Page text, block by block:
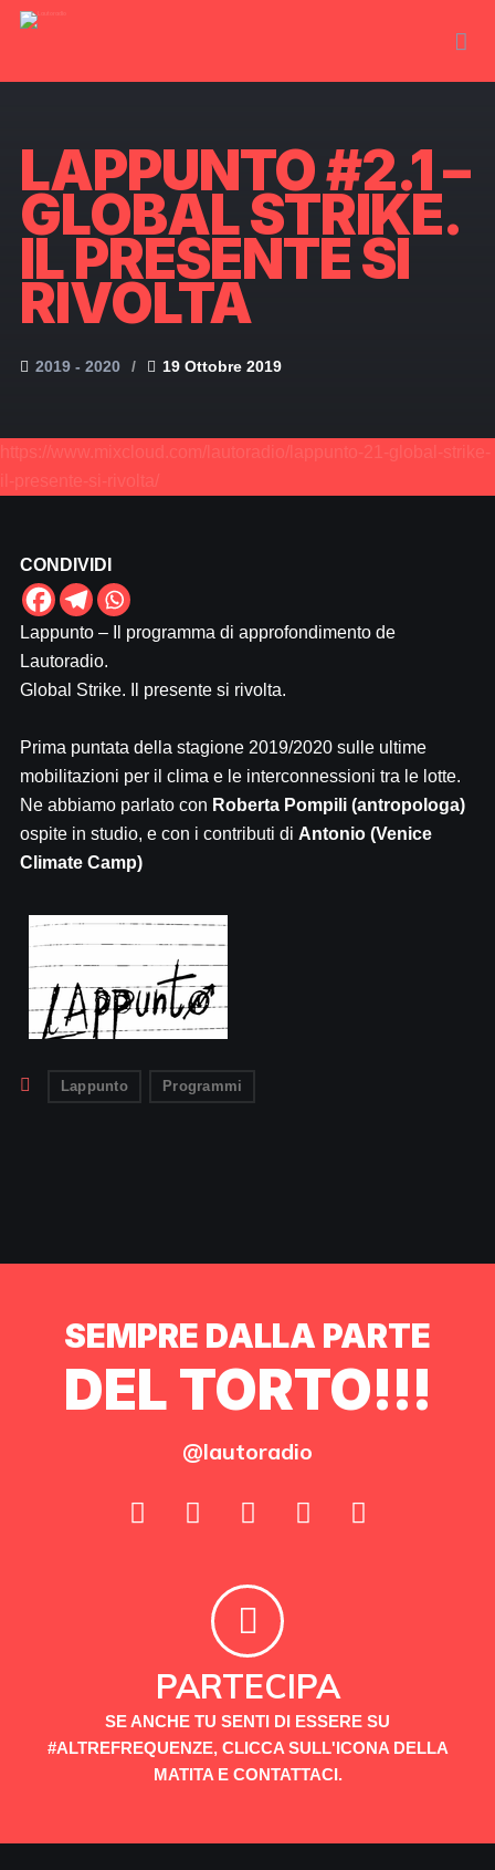
LAPPUNTO #2.1 –
GLOBAL STRIKE.
IL PRESENTE SI
RIVOLTA
2019 - 2020 19 Ottobre 2019
https://www.mixcloud.com/lautoradio/lappunto-21-global-strike-
il-presente-si-rivolta/
CONDIVIDI
Lappunto – Il programma di approfondimento de
Lautoradio.
Global Strike. Il presente si rivolta.
Prima puntata della stagione 2019/2020 sulle ultime
mobilitazioni per il clima e le interconnessioni tra le lotte.
Ne abbiamo parlato con Roberta Pompili (antropologa)
ospite in studio, e con i contributi di Antonio (Venice
Climate Camp)
Lappunto Programmi
SEMPRE DALLA PARTE
DEL TORTO!!!
@lautoradio
PARTECIPA
SE ANCHE TU SENTI DI ESSERE SU
#ALTREFREQUENZE, CLICCA SULL'ICONA DELLA
MATITA E CONTATTACI.